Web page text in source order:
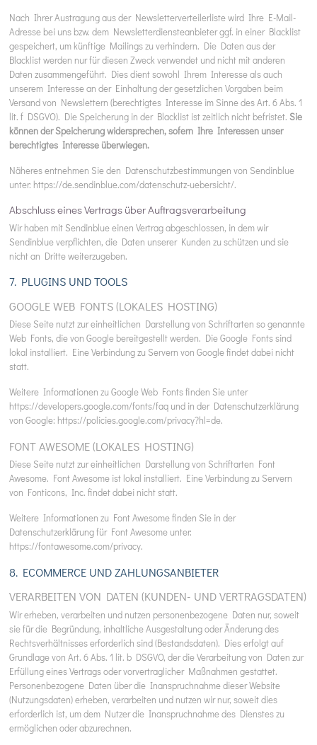
Nach Ihrer Austragung aus der Newsletterverteilerliste wird Ihre E-Mail-
Adresse bei uns bzw. dem Newsletterdiensteanbieter ggf. in einer Blacklist
gespeichert, um künftige Mailings zu verhindern. Die Daten aus der
Blacklist werden nur für diesen Zweck verwendet und nicht mit anderen
Daten zusammengeführt. Dies dient sowohl Ihrem Interesse als auch
unserem Interesse an der Einhaltung der gesetzlichen Vorgaben beim
Versand von Newslettern (berechtigtes Interesse im Sinne des Art. 6 Abs. 1
lit. f DSGVO). Die Speicherung in der Blacklist ist zeitlich nicht befristet. Sie
können der Speicherung widersprechen, sofern Ihre Interessen unser
berechtigtes Interesse überwiegen.
Näheres entnehmen Sie den Datenschutzbestimmungen von Sendinblue
unter: https://de.sendinblue.com/datenschutz-uebersicht/.
Abschluss eines Vertrags über Auftragsverarbeitung
Wir haben mit Sendinblue einen Vertrag abgeschlossen, in dem wir
Sendinblue verpflichten, die Daten unserer Kunden zu schützen und sie
nicht an Dritte weiterzugeben.
7. PLUGINS UND TOOLS
GOOGLE WEB FONTS (LOKALES HOSTING)
Diese Seite nutzt zur einheitlichen Darstellung von Schriftarten so genannte
Web Fonts, die von Google bereitgestellt werden. Die Google Fonts sind
lokal installiert. Eine Verbindung zu Servern von Google findet dabei nicht
statt.
Weitere Informationen zu Google Web Fonts finden Sie unter
https://developers.google.com/fonts/faq und in der Datenschutzerklärung
von Google: https://policies.google.com/privacy?hl=de.
FONT AWESOME (LOKALES HOSTING)
Diese Seite nutzt zur einheitlichen Darstellung von Schriftarten Font
Awesome. Font Awesome ist lokal installiert. Eine Verbindung zu Servern
von Fonticons, Inc. findet dabei nicht statt.
Weitere Informationen zu Font Awesome finden Sie in der
Datenschutzerklärung für Font Awesome unter:
https://fontawesome.com/privacy.
8. ECOMMERCE UND ZAHLUNGS­ANBIETER
VERARBEITEN VON DATEN (KUNDEN- UND VERTRAGSDATEN)
Wir erheben, verarbeiten und nutzen personenbezogene Daten nur, soweit
sie für die Begründung, inhaltliche Ausgestaltung oder Änderung des
Rechtsverhältnisses erforderlich sind (Bestandsdaten). Dies erfolgt auf
Grundlage von Art. 6 Abs. 1 lit. b DSGVO, der die Verarbeitung von Daten zur
Erfüllung eines Vertrags oder vorvertraglicher Maßnahmen gestattet.
Personenbezogene Daten über die Inanspruchnahme dieser Website
(Nutzungsdaten) erheben, verarbeiten und nutzen wir nur, soweit dies
erforderlich ist, um dem Nutzer die Inanspruchnahme des Dienstes zu
ermöglichen oder abzurechnen.